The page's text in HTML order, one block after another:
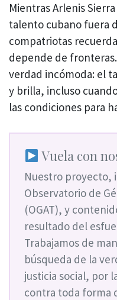
Mientras Arlenis
talento cubano fuera
compatriotas
depende de
verdad incómoda: el
y brilla, incluso
las condiciones para
Vuela con
Nuestro proyecto,
Observatorio de
(OGAT), y
resultado del
Trabajamos de
búsqueda de la
justicia social, por
contra toda forma